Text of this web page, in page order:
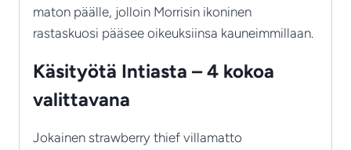
maton päälle, jolloin Morrisin ikoninen
rastaskuosi pääsee oikeuksiinsa kauneimmillaan.
Käsityötä Intiasta – 4 kokoa
valittavana
Jokainen strawberry thief villamatto